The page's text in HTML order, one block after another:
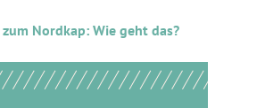
Nordkap: Wie geht das?